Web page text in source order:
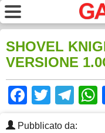
SHOVEL
VERSIONE
Pubblicato da: